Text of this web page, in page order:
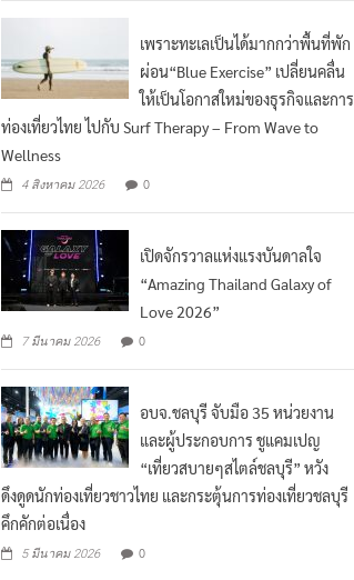
เพราะทะเลเป็นได้มากกว่าพื้นที่พัก
ผ่อน“Blue Exercise” เปลี่ยนคลื่น
ให้เป็นโอกาสใหม่ของธุรกิจและการ
ท่องเที่ยวไทย ไปกับ Surf Therapy – From Wave to
Wellness
4 สิงหาคม 2026 0
เปิดจักรวาลแห่งแรงบันดาลใจ
“Amazing Thailand Galaxy of
Love 2026”
7 มีนาคม 2026 0
อบจ.ชลบุรี จับมือ 35 หน่วยงาน
และผู้ประกอบการ ชูแคมเปญ
“เที่ยวสบายๆสไตล์ชลบุรี” หวัง
ดึงดูดนักท่องเที่ยวชาวไทย และกระตุ้นการท่องเที่ยวชลบุรี
คึกคักต่อเนื่อง
5 มีนาคม 2026 0